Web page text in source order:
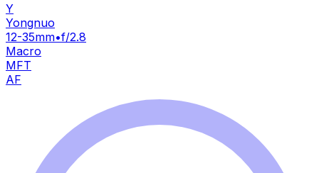
Y
Yongnuo
12-35mm•f/2.8
Macro
MFT
AF